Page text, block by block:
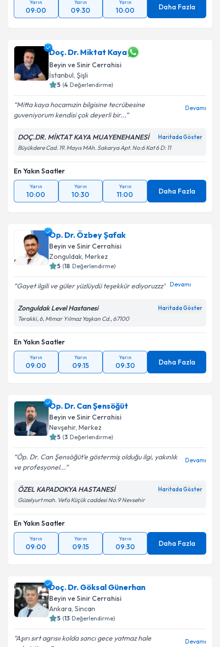
Yarın
09:00
Yarın
09:30
Yarın
10:00 Daha Fazla
Doç. Dr. Miktat Kaya
Beyin ve Sinir Cerrahisi
İstanbul, Şişli
5 (4 Değerlendirme)
Mitta kaya hocamızin bilgisine tecrübesine
guveniyorum kendisi çok deyerli bir...
Devamı
DOÇ.DR. MİKTAT KAYA MUAYENEHANESİ Haritada Göster
Büyükdere Cad. 19. Mayıs MAh. Sakarya Apt. No:6 Kat 6 D: 11
En Yakın Saatler
Yarın
10:00
Yarın
10:30
Yarın
11:00 Daha Fazla
Op. Dr. Özbey Şafak
Beyin ve Sinir Cerrahisi
Zonguldak, Merkez
5 (18 Değerlendirme)
Gayet ilgili ve güler yüzlüydü teşekkür ediyoruzzz Devamı
Zonguldak Level Hastanesi Haritada Göster
Terakki, 6, Mimar Yılmaz Yaşkan Cd., 67100
En Yakın Saatler
Yarın
09:00
Yarın
09:15
Yarın
09:30 Daha Fazla
Op. Dr. Can Şensöğüt
Beyin ve Sinir Cerrahisi
Nevşehir, Merkez
5 (3 Değerlendirme)
Öp. Dr. Can Şensöğüt’e göstermiş olduğu ilgi, yakınlık
ve profesyonel...
Devamı
ÖZEL KAPADOKYA HASTANESİ Haritada Göster
Güzelyurt mah. Vefa Küçük caddesi No:9 Nevsehir
En Yakın Saatler
Yarın
09:00
Yarın
09:15
Yarın
09:30 Daha Fazla
Doç. Dr. Göksal Günerhan
Beyin ve Sinir Cerrahisi
Ankara, Sincan
5 (13 Değerlendirme)
Aşırı sırt agrısıı kolda sancı gece yatmaz hale
Devamı